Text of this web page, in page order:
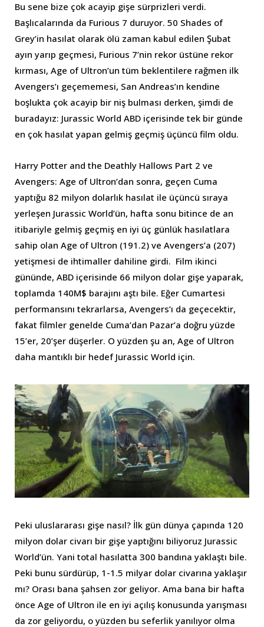
Bu sene bize çok acayip gişe sürprizleri verdi.
Başlıcalarında da Furious 7 duruyor. 50 Shades of
Grey’in hasılat olarak ölü zaman kabul edilen Şubat
ayın yarıp geçmesi, Furious 7’nin rekor üstüne rekor
kırması, Age of Ultron’un tüm beklentilere rağmen ilk
Avengers’ı geçememesi, San Andreas’ın kendine
boşlukta çok acayip bir niş bulması derken, şimdi de
buradayız: Jurassic World ABD içerisinde tek bir günde
en çok hasılat yapan gelmiş geçmiş üçüncü film oldu.
Harry Potter and the Deathly Hallows Part 2 ve
Avengers: Age of Ultron’dan sonra, geçen Cuma
yaptığu 82 milyon dolarlık hasılat ile üçüncü sıraya
yerleşen Jurassic World’ün, hafta sonu bitince de an
itibariyle gelmiş geçmiş en iyi üç günlük hasılatlara
sahip olan Age of Ultron (191.2) ve Avengers’a (207)
yetişmesi de ihtimaller dahiline girdi. Film ikinci
gününde, ABD içerisinde 66 milyon dolar gişe yaparak,
toplamda 140M$ barajını aştı bile. Eğer Cumartesi
performansını tekrarlarsa, Avengers’ı da geçecektir,
fakat filmler genelde Cuma’dan Pazar’a doğru yüzde
15’er, 20’şer düşerler. O yüzden şu an, Age of Ultron
daha mantıklı bir hedef Jurassic World için.
Peki uluslararası gişe nasıl? İlk gün dünya çapında 120
milyon dolar civarı bir gişe yaptığını biliyoruz Jurassic
World’ün. Yani total hasılatta 300 bandına yaklaştı bile.
Peki bunu sürdürüp, 1-1.5 milyar dolar civarına yaklaşır
mı? Orası bana şahsen zor geliyor. Ama bana bir hafta
önce Age of Ultron ile en iyi açılış konusunda yarışması
da zor geliyordu, o yüzden bu seferlik yanılıyor olma